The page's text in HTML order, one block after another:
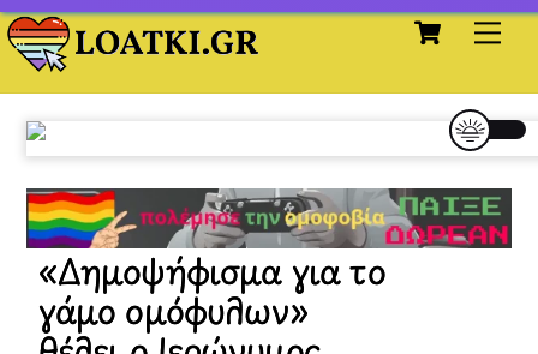
Skip
to
content
Cart
«Δημοψήφισμα για το
γάμο ομόφυλων»